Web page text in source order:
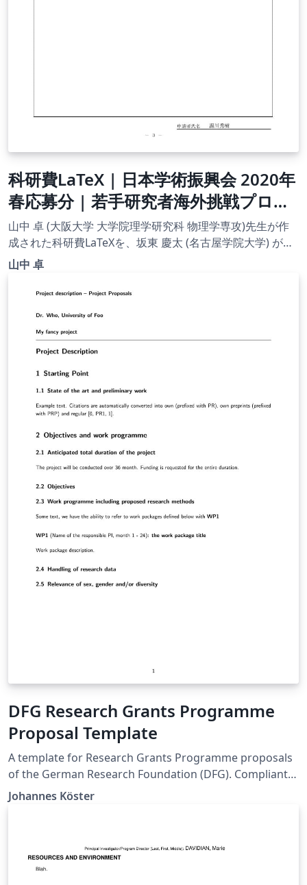
科研費LaTeX | 日本学術振興会 2020年
春応募分 | 若手研究者海外挑戦プログ
ラム(2021年度第1回) | 2020.08.24
山中 卓 (大阪大学 大学院理学研究科 物理学専攻)先生が作
成された科研費LaTeXを、坂東 慶太 (名古屋学院大学) が了
承を得てテンプレート登録しています。 詳細はこちら↓を
u.ac.jp/~taku/kakenhiLaTeX/
山中 卓
DFG Research Grants Programme
Proposal Template
A template for Research Grants Programme proposals
of the German Research Foundation (DFG). Compliant
with DFG form 54.01 – 09/22.
Johannes Köster